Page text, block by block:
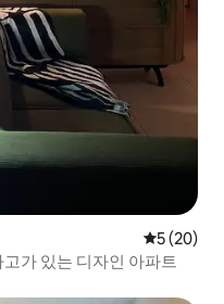
평점 5점(5
5 (20)
가 있는 디자인 아파트